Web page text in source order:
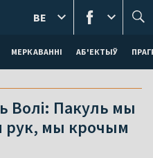
МЕРКАВАННI АБ'ЕКТЫЎ
BE
Волі: Пакуль мы
рук, мы крочым